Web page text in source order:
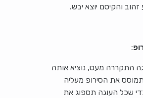
והקיסם יוצא יבש.
:
התקררה מעט, נוציא אותה
את הסירופ מעליה
שכל העוגה תספוג את